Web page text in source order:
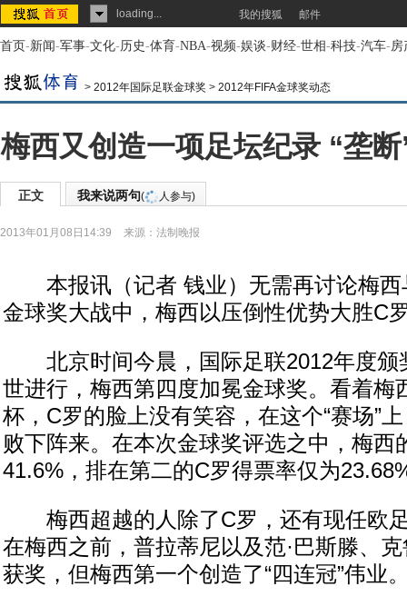
loading... 我的搜狐 邮件
首页-新闻-军事-文化-历史-体育-NBA-视频-娱谈-财经-世相-科技-汽车-房
> 2012年国际足联金球奖 > 2012年FIFA金球奖动态
梅西又创造一项足坛纪录 “垄
正文 我来说两句( 人参与)
2013年01月08日14:39 来源： 法制晚报
本报讯（记者 钱业）无需再讨论梅西
金球奖大战中，梅西以压倒性优势大胜C
北京时间今晨，国际足联2012年度颁
世进行，梅西第四度加冕金球奖。看着梅
杯，C罗的脸上没有笑容，在这个“赛场”
败下阵来。在本次金球奖评选之中，梅西
41.6%，排在第二的C罗得票率仅为
梅西超越的人除了C罗，还有现任欧
在梅西之前，普拉蒂尼以及范·巴斯滕、
获奖，但梅西第一个创造了“四连冠”伟业